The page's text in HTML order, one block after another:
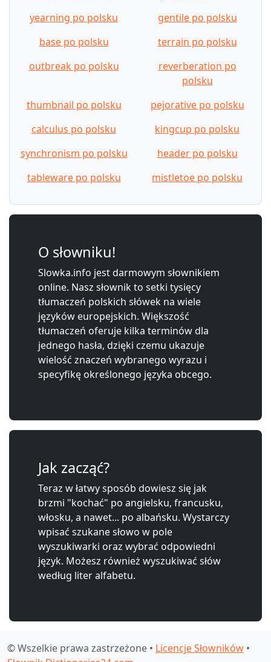
yearning po polsku
gentile po polsku
base po polsku
terrain po polsku
outbreak po polsku
reverberation po
polsku
thumbnail po polsku
pejorative po polsku
calculus po polsku
kingcup po polsku
synchronism po polsku
header po polsku
tableware po polsku
mistletoe po polsku
O słowniku!
Slowka.info jest darmowym słownikiem
online. Nasz słownik to setki tysięcy
tłumaczeń polskich słówek na wiele
języków europejskich. Większość
tłumaczeń oferuje kilka terminów dla
jednego hasła, dzięki czemu ukazuje
wielość znaczeń wybranego wyrazu i
specyfikę określonego języka obcego.
Jak zacząć?
Teraz w łatwy sposób dowiesz się jak
brzmi "kochać" po angielsku, francusku,
włosku, a nawet... po albańsku. Wystarczy
wpisać szukane słowo w pole
wyszukiwarki oraz wybrać odpowiedni
język. Możesz również wyszukiwać słów
według liter alfabetu.
© Wszelkie prawa zastrzeżone • Licencje Słowników •